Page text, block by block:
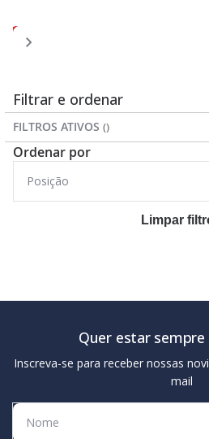
Você
esta
pagina
1 3
Filtrar e ordenar
FILTROS ATIVOS
Ordenar por
Limpar
Quer estar sempre
Inscreva-se para receber nossas
mail